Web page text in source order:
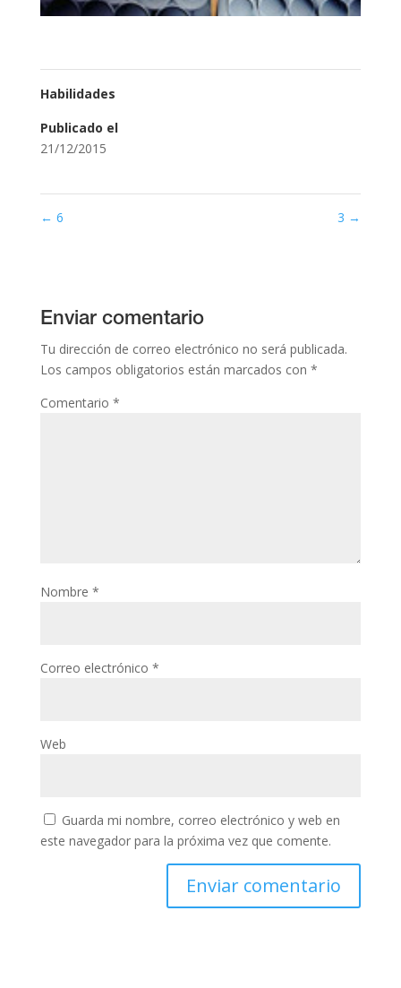
Habilidades
Publicado el
21/12/2015
← 6 3 →
Enviar comentario
Tu dirección de correo electrónico no será publicada.
Los campos obligatorios están marcados con *
Comentario *
Nombre *
Correo electrónico *
Web
Guarda mi nombre, correo electrónico y web en
este navegador para la próxima vez que comente.